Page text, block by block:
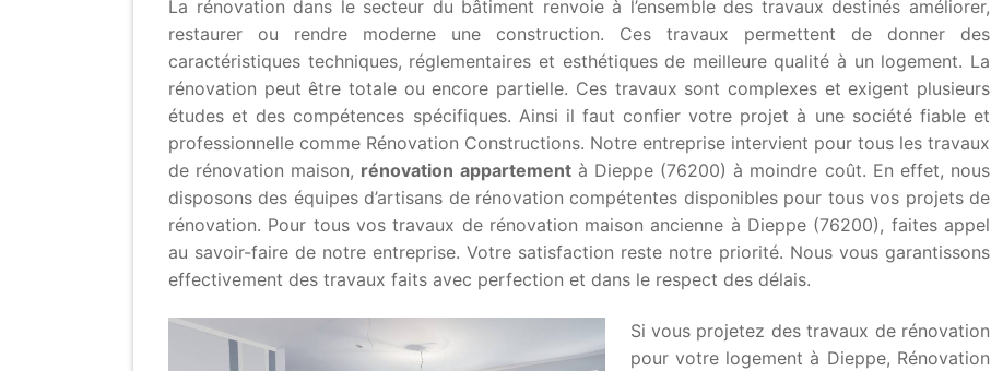
La rénovation dans le secteur du bâtiment renvoie à l’ensemble des travaux destinés améliorer,
restaurer ou rendre moderne une construction. Ces travaux permettent de donner des
caractéristiques techniques, réglementaires et esthétiques de meilleure qualité à un logement. La
rénovation peut être totale ou encore partielle. Ces travaux sont complexes et exigent plusieurs
études et des compétences spécifiques. Ainsi il faut confier votre projet à une société fiable et
professionnelle comme Rénovation Constructions. Notre entreprise intervient pour tous les travaux
de rénovation maison, rénovation appartementà Dieppe (76200) à moindre coût. En effet, nous
disposons des équipes d’artisans de rénovation compétentes disponibles pour tous vos projets de
rénovation. Pour tous vos travaux de rénovation maison ancienne à Dieppe (76200), faites appel
au savoir-faire de notre entreprise. Votre satisfaction reste notre priorité. Nous vous garantissons
effectivement des travaux faits avec perfection et dans le respect des délais.
Si vous projetez des travaux de rénovation
pour votre logement à Dieppe, Rénovation